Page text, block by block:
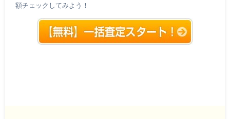
額チェックしてみよう！